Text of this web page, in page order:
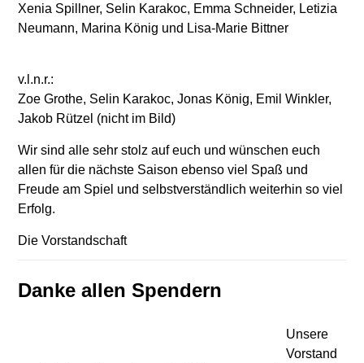
Xenia Spillner, Selin Karakoc, Emma Schneider, Letizia
Neumann, Marina König und Lisa-Marie Bittner
v.l.n.r.:
Zoe Grothe, Selin Karakoc, Jonas König, Emil Winkler,
Jakob Rützel (nicht im Bild)
Wir sind alle sehr stolz auf euch und wünschen euch
allen für die nächste Saison ebenso viel Spaß und
Freude am Spiel und selbstverständlich weiterhin so viel
Erfolg.
Die Vorstandschaft
Danke allen Spendern
Unsere
Vorstand